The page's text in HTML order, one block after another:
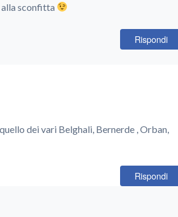
alla sconfitta
Rispondi
dei vari Belghali, Bernerde , Orban,
Rispondi